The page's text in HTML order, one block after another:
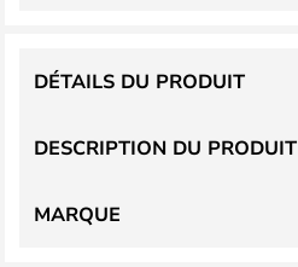
DESCRIPTION DU PRODUIT
DÉTAILS DU PRODUIT
MARQUE